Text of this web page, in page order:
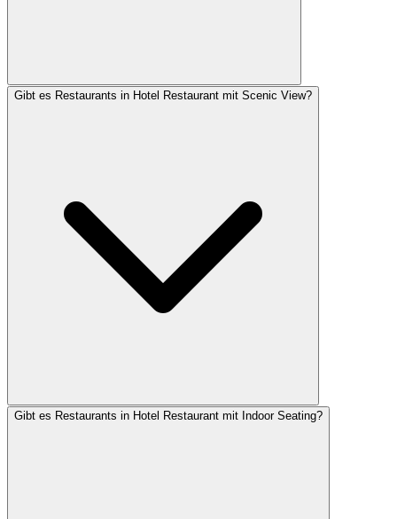
Gibt es Restaurants in Hotel Restaurant mit Scenic View?
Gibt es Restaurants in Hotel Restaurant mit Indoor Seating?